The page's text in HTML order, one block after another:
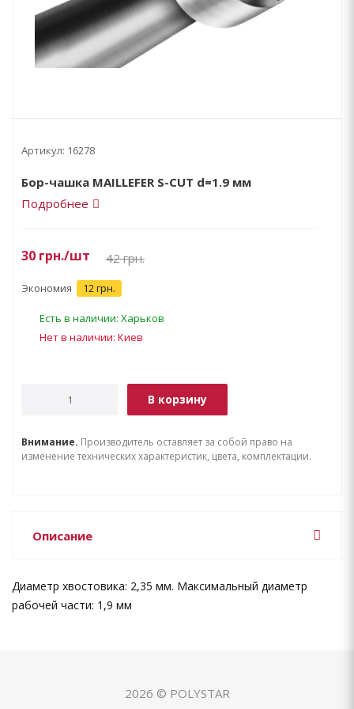
Артикул: 16278
Бор-чашка MAILLEFER S-CUT d=1.9 мм
Подробнее
30 грн./шт 42грн.
Экономия 12 грн.
Есть в наличии: Харьков
Нет в наличии: Киев
В корзину
Внимание. Производитель оставляет за собой право на
изменение технических характеристик, цвета, комплектации.
Описание
Диаметр хвостовика: 2,35 мм. Максимальный диаметр
рабочей части: 1,9 мм
2026 © POLYSTAR